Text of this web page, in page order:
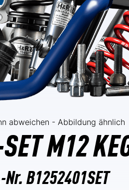
abweichen - Abbildung ähnlich
M12
Nr.B1252401SET